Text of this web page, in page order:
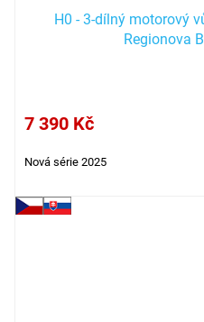
H0 - 3-dílný motorový
Regionova
7 390 Kč
Nová série 2025